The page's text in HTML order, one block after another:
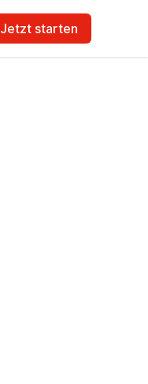
Jetzt starten